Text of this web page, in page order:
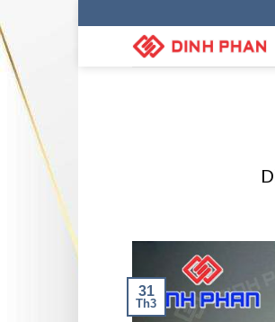
31
Th3